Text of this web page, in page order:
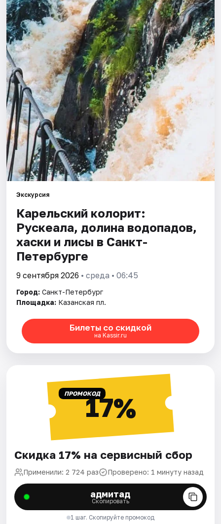
Города
Площадки
Артисты
Рейтинги
Экскурсия
Карельский колорит:
Рускеала, долина водопадов,
хаски и лисы в Санкт-
Петербурге
9 сентября 2026 • среда • 06:45
Город: Санкт-Петербург
Площадка: Казанская пл.
Билеты со скидкой
на Kassir.ru
ПРОМОКОД17%
Скидка 17% на сервисный сбор
Применили: 2 724 раз Проверено: 1 минуту назад
адмитад
Скопировать
1 шаг. Скопируйте промокод